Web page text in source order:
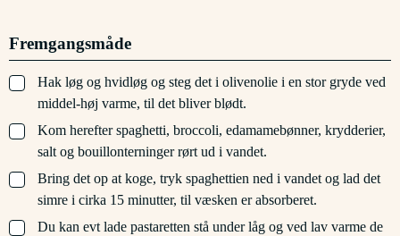
Fremgangsmåde
▢
Hak løg og hvidløg og steg det i olivenolie i en stor gryde ved
middel-høj varme, til det bliver blødt.
▢
Kom herefter spaghetti, broccoli, edamamebønner, krydderier,
salt og bouillonterninger rørt ud i vandet.
▢
Bring det op at koge, tryk spaghettien ned i vandet og lad det
simre i cirka 15 minutter, til væsken er absorberet.
▢
Du kan evt lade pastaretten stå under låg og ved lav varme de